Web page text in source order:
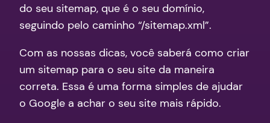
do seu sitemap, que é o seu domínio,
seguindo pelo caminho “/sitemap.xml”.
Com as nossas dicas, você saberá como criar
um sitemap para o seu site da maneira
correta. Essa é uma forma simples de ajudar
o Google a achar o seu site mais rápido.